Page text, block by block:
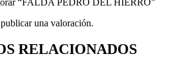
una valoración.
RELACIONADOS